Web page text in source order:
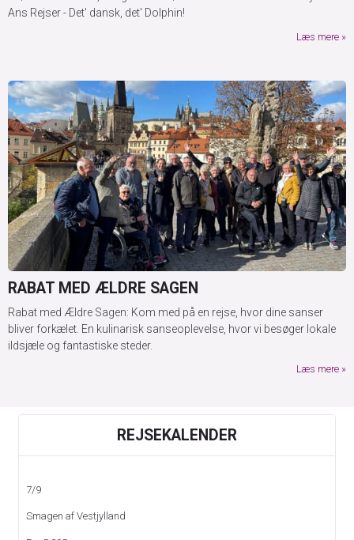
Ans Rejser - Det' dansk, det' Dolphin!
Læs mere
RABAT MED ÆLDRE SAGEN
Rabat med Ældre Sagen: Kom med på en rejse, hvor dine sanser
bliver forkælet. En kulinarisk sanseoplevelse, hvor vi besøger lokale
ildsjæle og fantastiske steder.
Læs mere
REJSEKALENDER
7/9
Smagen af Vestjylland